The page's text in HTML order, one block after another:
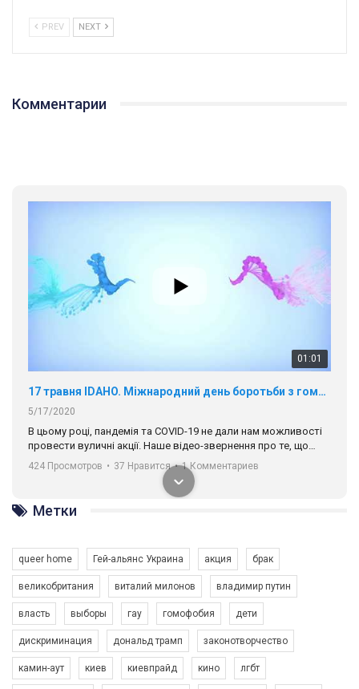
PREV NEXT
Комментарии
01:01
17 травня IDAHO. Міжнародний день боротьби з гомофобією трансфобією і біфобія.
5/17/2020
В цьому році, пандемія та COVІD-19 не дали нам можливості
провести вуличні акції. Наше відео-звернення про те, що
навіть коли ми у різних містах та не можемо зустрінеться, ми
разом. Ми закликаємо всіх хто поділяє цінності рівності та
солідарності, приєднатися до нас. Регіональні підрозділи
ГАУ є в 16 областях України.
Разом наш голос лунає гучніше!
424 Просмотров • 37 Нравится • 1 Комментариев
Метки
queer home Гей-альянс Украина акция брак
великобритания виталий милонов владимир путин
власть выборы гау гомофобия дети
дискриминация дональд трамп законотворчество
камин-аут киев киевпрайд кино лгбт